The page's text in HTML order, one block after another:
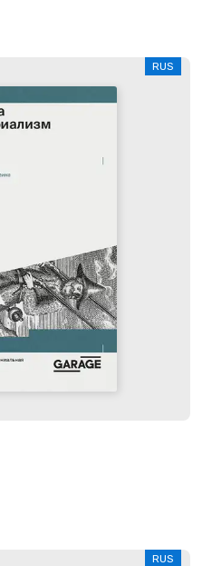
RUS
RUS